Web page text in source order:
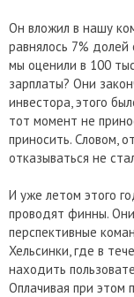
Он вложил в нашу
равнялось 7%
мы оценили в 100
зарплаты? Они
инвестора, этого
тот момент не
приносить. Словом,
отказываться не
И уже летом этого
проводят финны.
перспективные
Хельсинки, где в
находить
Оплачивая при этом